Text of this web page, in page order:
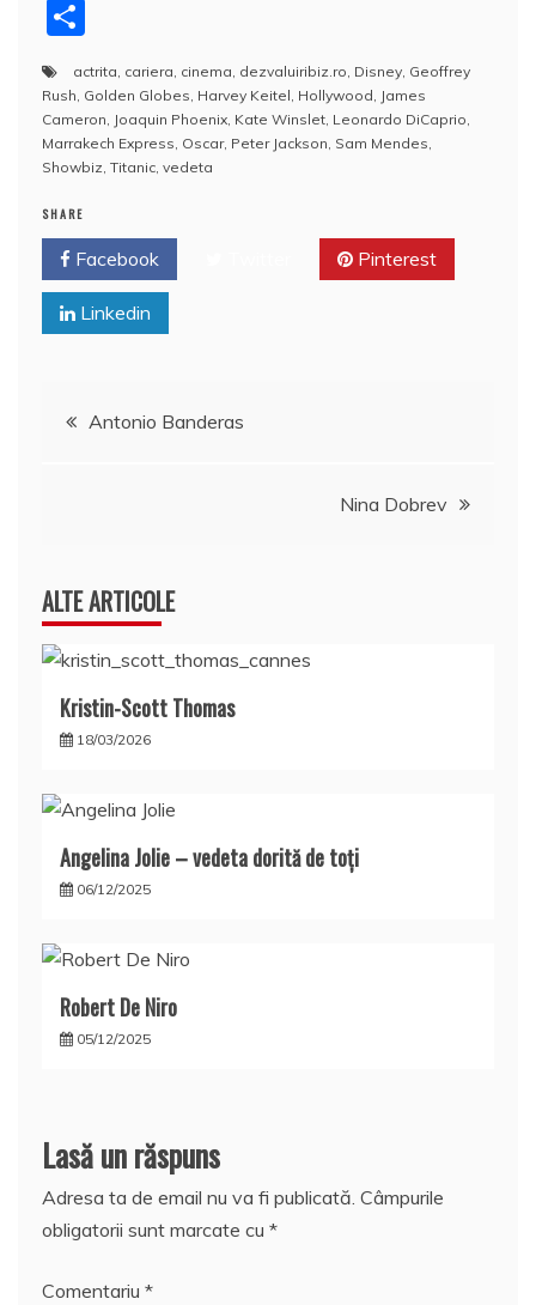
e
b
o
k
er e
st
bl
r
e
dI
p
a
c
di
t
s
A
p
o
o
a
rt
aj
e
z
ă
actrita, cariera, cinema, dezvaluiribiz.ro, Disney, Geoffrey
Rush, Golden Globes, Harvey Keitel, Hollywood, James
Cameron, Joaquin Phoenix, Kate Winslet, Leonardo DiCaprio,
Marrakech Express, Oscar, Peter Jackson, Sam Mendes,
Showbiz, Titanic, vedeta
SHARE
Facebook Pinterest
Linkedin
Navigare
Antonio Banderas
Nina Dobrev
ALTE ARTICOLE
Kristin-Scott Thomas
18/03/2026
Angelina Jolie – vedeta dorită de toți
06/12/2025
Robert De Niro
05/12/2025
Lasă un răspuns
Adresa ta de email nu va fi publicată. Câmpurile
obligatorii sunt marcate cu *
Comentariu *